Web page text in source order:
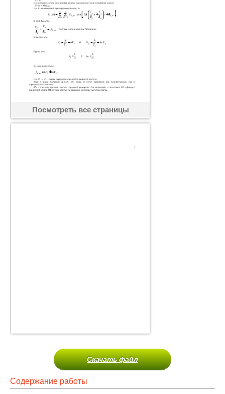
Посмотреть все страницы
Скачать файл
Содержание работы